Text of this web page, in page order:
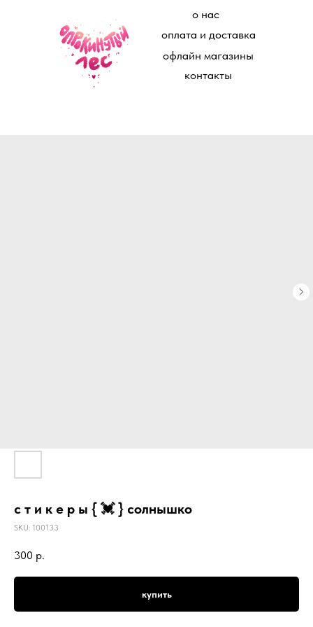
о нас
оплата и доставка
офлайн магазины
контакты
с т и к е р ы { 💓 } солнышко
SKU: 100133
300 р.
купить